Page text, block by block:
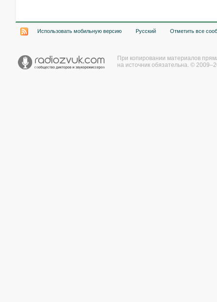
Использовать мобильную версию Русский Отметить все
При копировании материалов
на источник обязательна. ©